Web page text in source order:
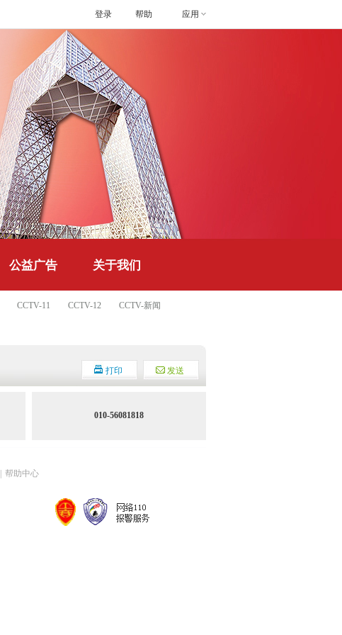
帮助 应用
登录
公益广告 关于我们
CCTV-11 CCTV-12 CCTV-新闻
打印 发送
010-56081818
帮助中心